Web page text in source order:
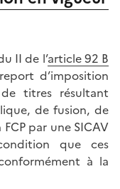
II de l’article 92 B
d’imposition
de titres résultant
de fusion, de
par une SICAV
que ces
à la